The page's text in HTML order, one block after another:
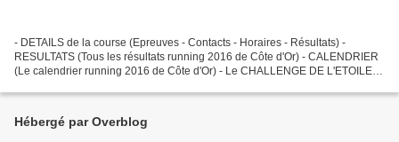
- DETAILS de la course (Epreuves - Contacts - Horaires - Résultats) -
RESULTATS (Tous les résultats running 2016 de Côte d'Or) - CALENDRIER
(Le calendrier running 2016 de Côte d'Or) - Le CHALLENGE DE L'ETOILE -
Hébergé par Overblog